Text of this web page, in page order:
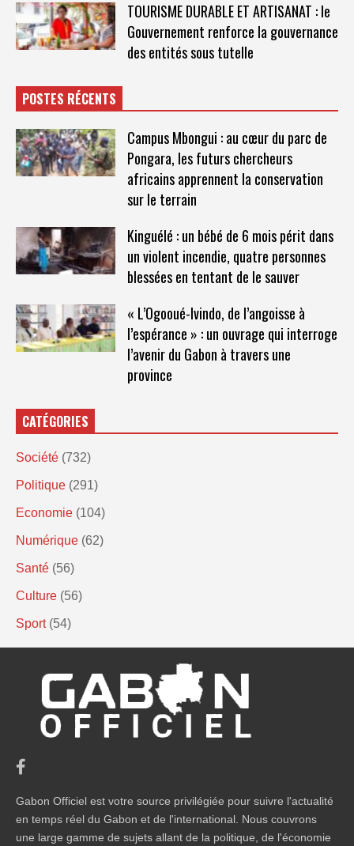
TOURISME DURABLE ET ARTISANAT : le
Gouvernement renforce la gouvernance
des entités sous tutelle
POSTES RÉCENTS
Campus Mbongui : au cœur du parc de
Pongara, les futurs chercheurs
africains apprennent la conservation
sur le terrain
Kinguélé : un bébé de 6 mois périt dans
un violent incendie, quatre personnes
blessées en tentant de le sauver
« L’Ogooué-Ivindo, de l’angoisse à
l’espérance » : un ouvrage qui interroge
l’avenir du Gabon à travers une
province
CATÉGORIES
Société (732)
Politique (291)
Economie (104)
Numérique (62)
Santé (56)
Culture (56)
Sport (54)
Gabon Officiel est votre source privilégiée pour suivre l'actualité
en temps réel du Gabon et de l'international. Nous couvrons
une large gamme de sujets allant de la politique, de l'économie